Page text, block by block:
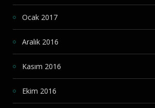
Ocak 2017
Aralık 2016
Kasım 2016
Ekim 2016